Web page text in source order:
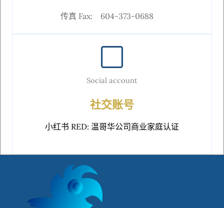
传真 Fax: 604-373-0688
Social account
社交账号
小红书 RED: 温哥华公司商业家庭认证